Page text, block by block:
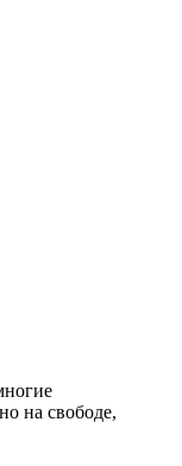
на свободе,